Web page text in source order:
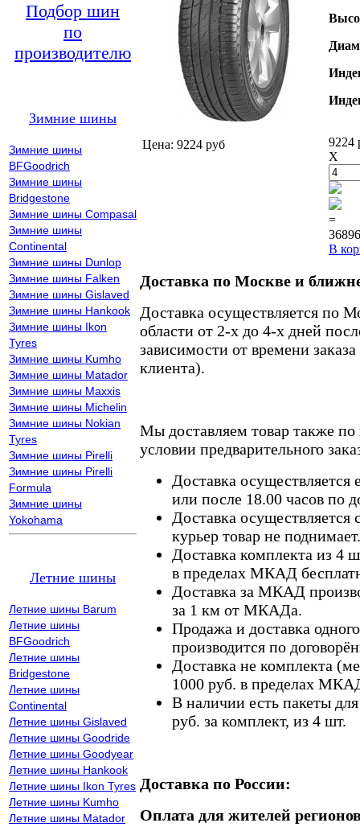
Подбор шин
по
производителю
Зимние шины
Зимние шины
BFGoodrich
Зимние шины
Bridgestone
Зимние шины Compasal
Зимние шины
Continental
Зимние шины Dunlop
Зимние шины Falken
Зимние шины Gislaved
Зимние шины Hankook
Зимние шины Ikon
Tyres
Зимние шины Kumho
Зимние шины Matador
Зимние шины Maxxis
Зимние шины Michelin
Зимние шины Nokian
Tyres
Зимние шины Pirelli
Зимние шины Pirelli
Formula
Зимние шины
Yokohama
Летние шины
Летние шины Barum
Летние шины
BFGoodrich
Летние шины
Bridgestone
Летние шины
Continental
Летние шины Gislaved
Летние шины Goodride
Летние шины Goodyear
Летние шины Hankook
Летние шины Ikon Tyres
Летние шины Kumho
Летние шины Matador
Цена: 9224 руб
9224
X
=
В
Доставка по Москве и
Доставка осуществляется по
области от 2-х до 4-х дней
зависимости от времени
клиента).
Мы доставляем товар также
условии предварительного
Доставка осуществляется
или после 18.00 часов по
Доставка осуществляется
курьер товар не поднимает.
Доставка комплекта из 4
в пределах МКАД
Доставка за МКАД
за 1 км от МКАДа.
Продажа и доставка
производится по
Доставка не комплекта
1000 руб. в пределах
В наличии есть пакеты
руб. за комплект, из 4 шт.
Доставка по России:
Оплата для жителей